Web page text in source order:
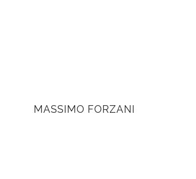
MASSIMO FORZANI